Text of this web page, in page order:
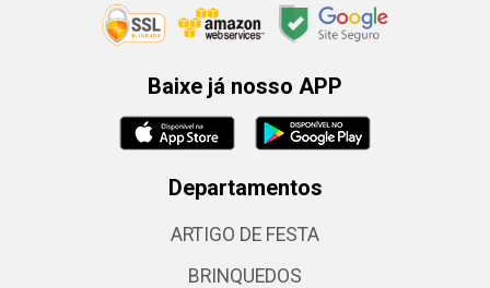
Baixe já nosso APP
Departamentos
ARTIGO DE FESTA
BRINQUEDOS